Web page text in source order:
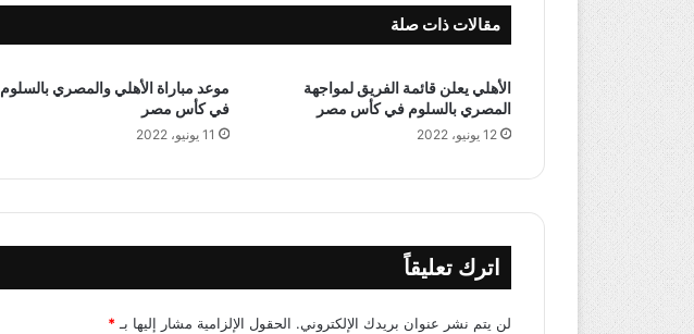
مقالات ذات صلة
الأهلي يعلن قائمة الفريق لمواجهة
المصري بالسلوم في كأس مصر
12 يونيو، 2022
موعد مباراة الأهلي والمصري بالسلوم
في كأس مصر
11 يونيو، 2022
اترك تعليقاً
لن يتم نشر عنوان بريدك الإلكتروني. الحقول الإلزامية مشار إليها بـ*